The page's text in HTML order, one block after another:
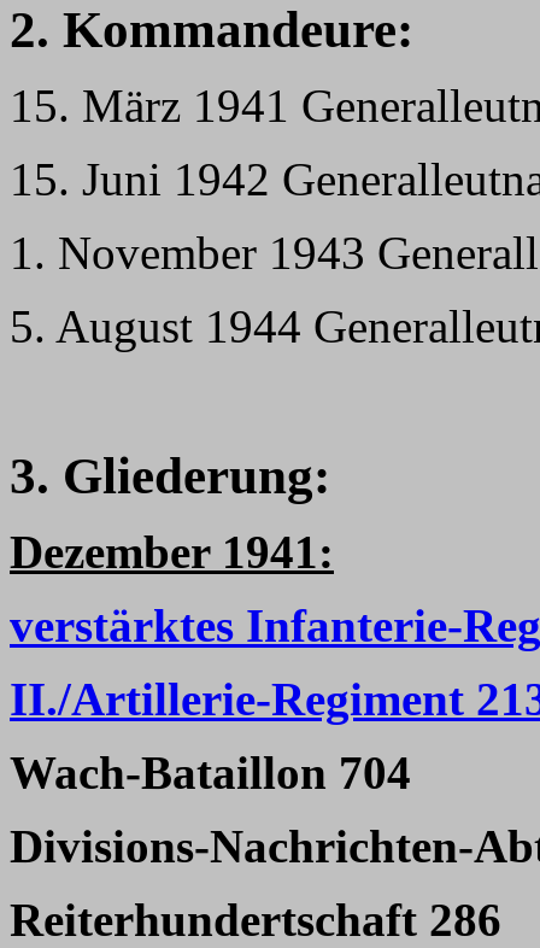
2. Kommandeure:
15. März 1941
15. Juni 1942
1. November 1943
5. August 1944
3. Gliederung:
Dezember 1941:
verstärktes Infanterie-
II./Artillerie-Regiment
Wach-Bataillon 704
Divisions-Nachrichten-
Reiterhundertschaft 286